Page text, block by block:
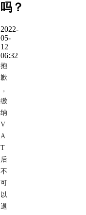
吗？
2022-
05-
12
06:32
抱
歉
，
缴
纳
V
A
T
后
不
可
以
退